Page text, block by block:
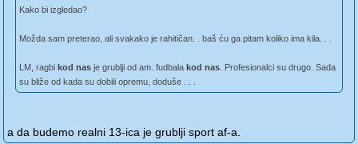
Kako bi izgledao?
Možda sam preterao, ali svakako je rahitičan. . baš ću ga pitam koliko ima kila. . .
LM, ragbi kod nas je grublji od am. fudbala kod nas . Profesionalci su drugo. Sada
su bliže od kada su dobili opremu, doduše . . .
a da budemo realni 13-ica je grublji sport af-a.